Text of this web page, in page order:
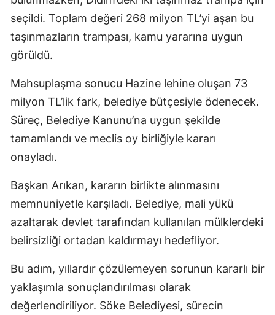
seçildi. Toplam değeri 268 milyon TL’yi aşan bu
taşınmazların trampası, kamu yararına uygun
görüldü.
Mahsuplaşma sonucu Hazine lehine oluşan 73
milyon TL’lik fark, belediye bütçesiyle ödenecek.
Süreç, Belediye Kanunu’na uygun şekilde
tamamlandı ve meclis oy birliğiyle kararı
onayladı.
Başkan Arıkan, kararın birlikte alınmasını
memnuniyetle karşıladı. Belediye, mali yükü
azaltarak devlet tarafından kullanılan mülklerdeki
belirsizliği ortadan kaldırmayı hedefliyor.
Bu adım, yıllardır çözülemeyen sorunun kararlı bir
yaklaşımla sonuçlandırılması olarak
değerlendiriliyor. Söke Belediyesi, sürecin